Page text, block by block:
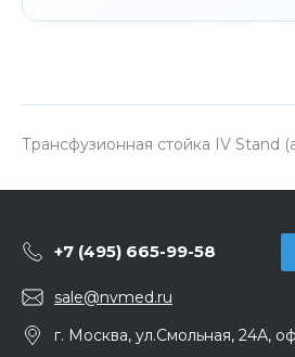
Трансфузионная стойка IV Stand
+7 (495) 665-99-58
sale@nvmed.ru
г. Москва, ул.Смольная, 24А,